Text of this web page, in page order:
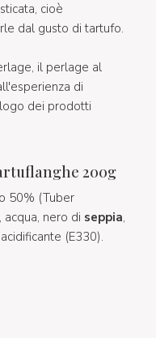
cioè
dal gusto di tartufo.
il perlage al
di
dei prodotti
200g
50% (Tuber
nero di seppia,
(E330).